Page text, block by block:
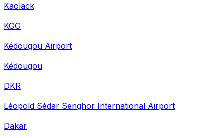
Kaolack
KGG
Kédougou Airport
Kédougou
DKR
Léopold Sédar Senghor International Airport
Dakar